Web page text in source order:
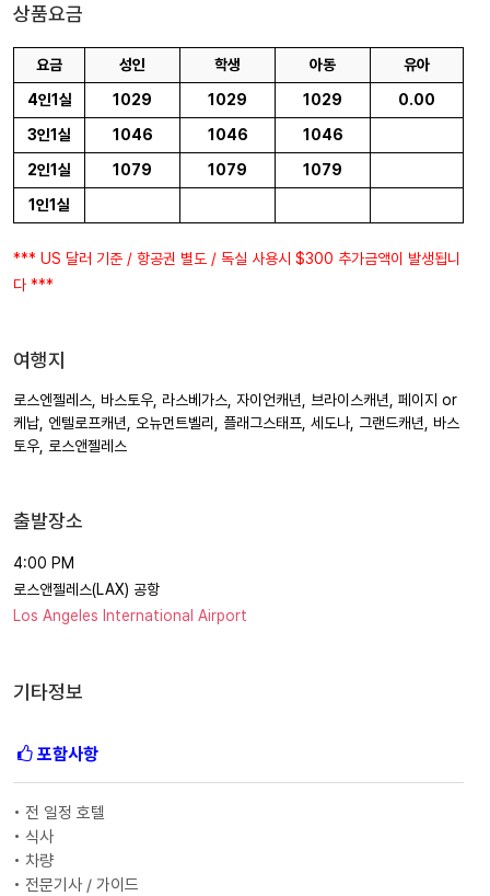
상품요금
요금 성인 학생 아동
유아
4인1실
1029 1029 1029
0.00
3인1실
1046 1046
1046
2인1실
1079 1079
1079
1인1실
*** US 달러 기준 / 항공권 별도 / 독실 사용시 $300 추가금액이 발생됩니
다 ***
여행지
로스엔젤레스, 바스토우, 라스베가스, 자이언캐년, 브라이스캐년, 페이지 or
케납, 엔텔로프캐년, 오뉴먼트벨리, 플래그스태프, 세도나, 그랜드캐년, 바스
토우, 로스앤젤레스
출발장소
4:00 PM
로스앤젤레스(LAX) 공항
Los Angeles International Airport
기타정보
포함사항
• 전 일정 호텔
• 식사
• 차량
• 전문기사 / 가이드